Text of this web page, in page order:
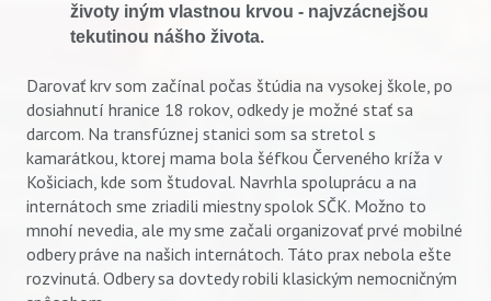
životy iným vlastnou krvou - najvzácnejšou
tekutinou nášho života.
Darovať krv som začínal počas štúdia na vysokej škole, po
dosiahnutí hranice 18 rokov, odkedy je možné stať sa
darcom. Na transfúznej stanici som sa stretol s
kamarátkou, ktorej mama bola šéfkou Červeného kríža v
Košiciach, kde som študoval. Navrhla spoluprácu a na
internátoch sme zriadili miestny spolok SČK. Možno to
mnohí nevedia, ale my sme začali organizovať prvé mobilné
odbery práve na našich internátoch. Táto prax nebola ešte
rozvinutá. Odbery sa dovtedy robili klasickým nemocničným